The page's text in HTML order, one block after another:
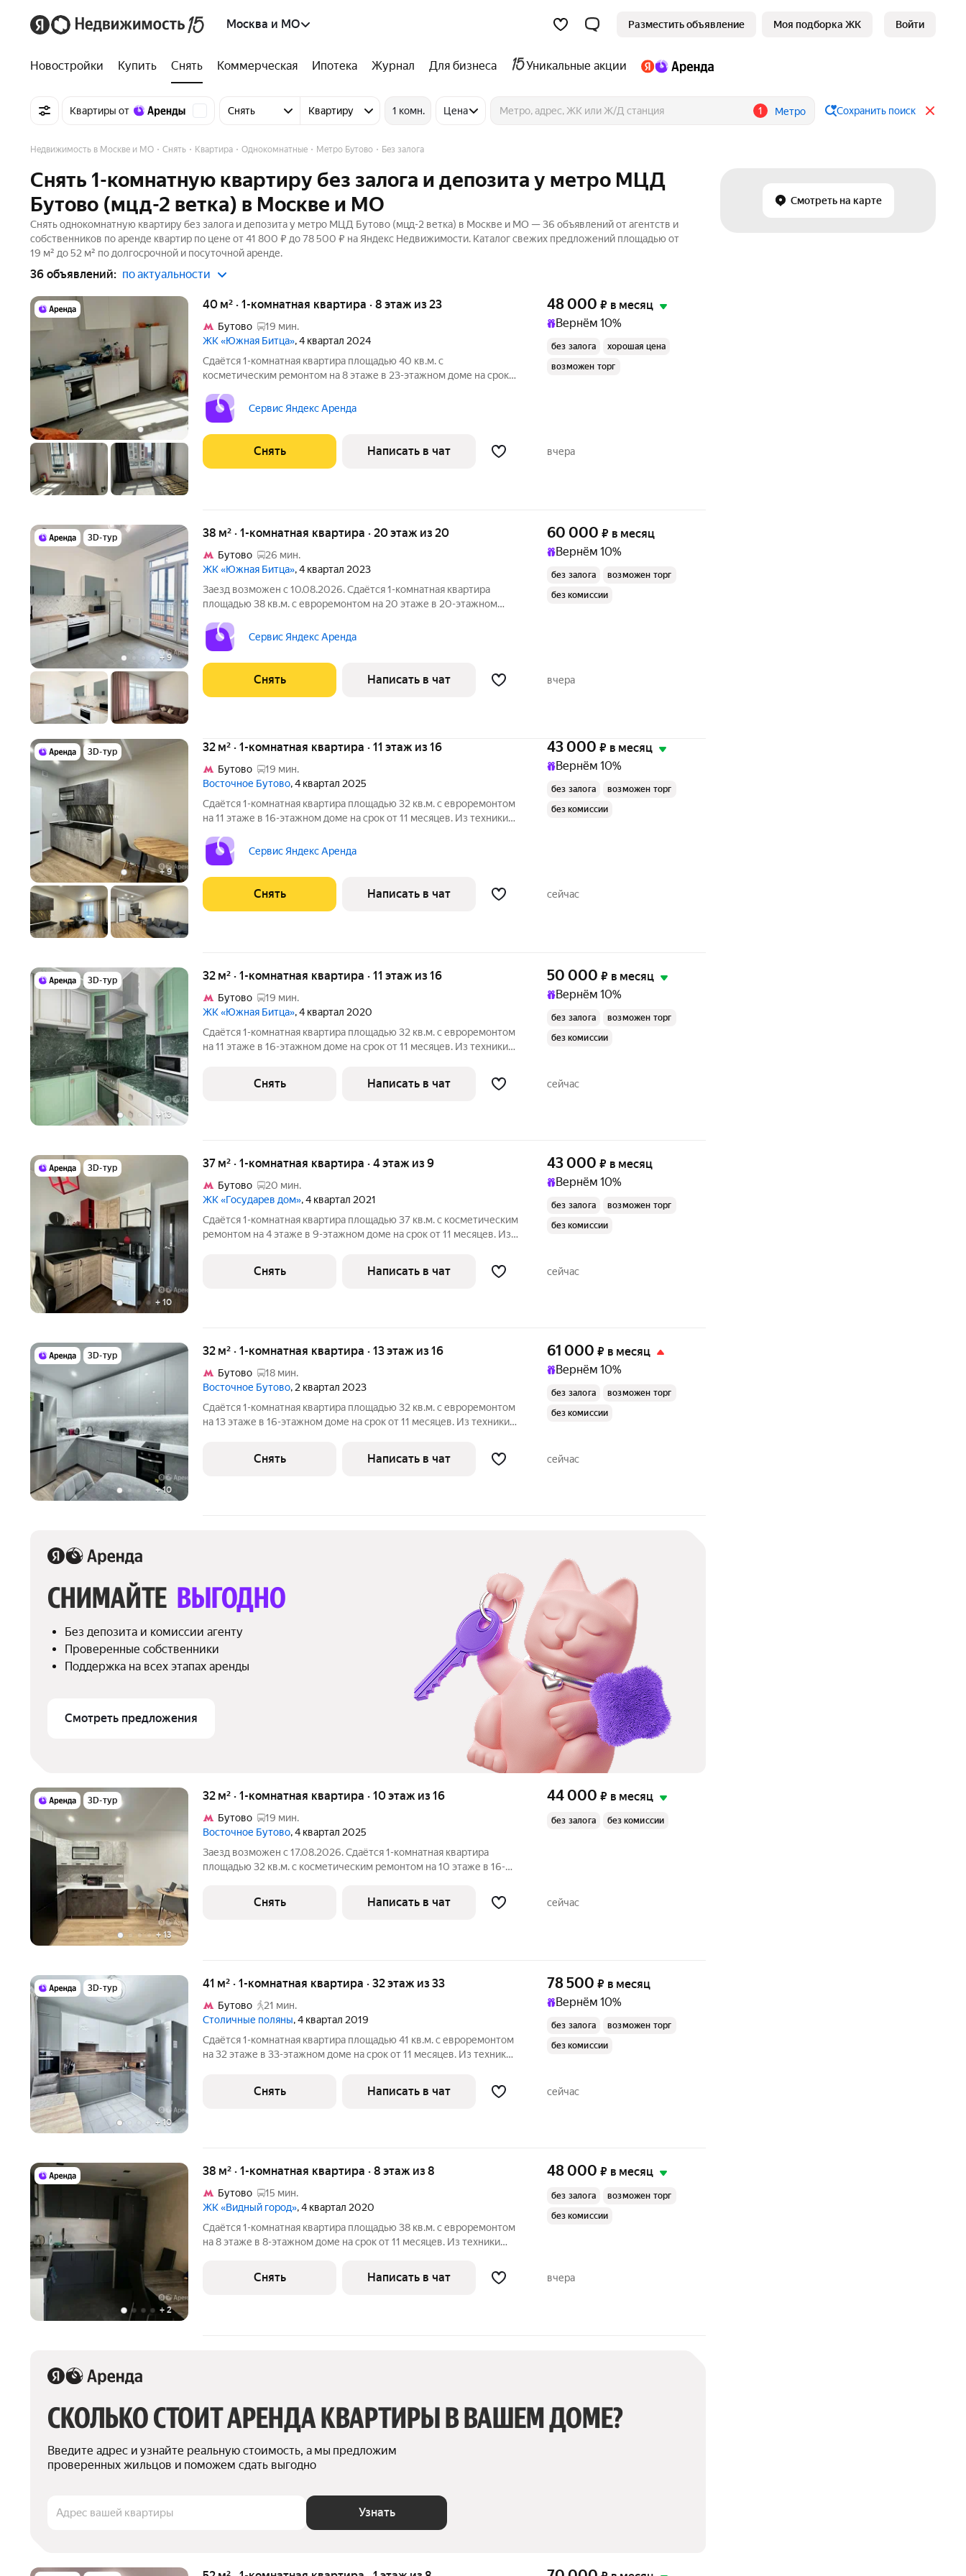
Москва и МО Разместить объявление Моя подборка ЖК Войти
Новостройки Купить Снять Коммерческая Ипотека Журнал Для бизнеса Уникальные акции
Квартиры от Снять Квартиру 1 комн. Цена 1 Метро Сохранить поиск
Смотреть на карте
Недвижимость в Москве и МО Снять Квартира Однокомнатные Метро Бутово Без залога
Снять 1-комнатную квартиру без залога и депозита у метро МЦД
Бутово (мцд-2 ветка) в Москве и МО
Снять однокомнатную квартиру без залога и депозита у метро МЦД Бутово (мцд-2 ветка) в Москве и МО — 36 объявлений от агентств и
собственников по аренде квартир по цене от 41 800 ₽ до 78 500 ₽ на Яндекс Недвижимости. Каталог свежих предложений площадью от
19 м² до 52 м² по долгосрочной и посуточной аренде.
36 объявлений: по актуальности
40 м² · 1-комнатная квартира · 8 этаж из 23
Бутово
19 мин.
ЖК «Южная Битца», 4 квартал 2024
Сдаётся 1-комнатная квартира площадью 40 кв.м. с
косметическим ремонтом на 8 этаже в 23-этажном доме на срок
монолитный. Коммунальные услуги по счетчикам оплачиваются
дополнительно.
Сервис Яндекс Аренда
48 000 ₽ в месяц
Вернём 10%
без залога
хорошая цена
возможен торг
Снять Написать в чат вчера
3D-тур
+ 9
38 м² · 1-комнатная квартира · 20 этаж из 20
Бутово
26 мин.
ЖК «Южная Битца», 4 квартал 2023
Заезд возможен с 10.08.2026. Сдаётся 1-комнатная квартира
площадью 38 кв.м. с евроремонтом на 20 этаже в 20-этажном
Стиральная машина Холодильник Микроволновка Дом -
панельный, окна
Сервис Яндекс Аренда
60 000 ₽ в месяц
Вернём 10%
без залога
возможен торг
без комиссии
Снять Написать в чат вчера
3D-тур
+9
32 м² · 1-комнатная квартира · 11 этаж из 16
Бутово
19 мин.
Восточное Бутово, 4 квартал 2025
Сдаётся 1-комнатная квартира площадью 32 кв.м. с евроремонтом
на 11 этаже в 16-этажном доме на срок от 11 месяцев. Из техники
монолитный, окна выходят во двор. В подъезде 2 лифта - 1
грузовой и 1
Сервис Яндекс Аренда
43 000 ₽ в месяц
Вернём 10%
без залога
возможен торг
без комиссии
Снять Написать в чат сейчас
3D-тур
+13
32 м² · 1-комнатная квартира · 11 этаж из 16
Бутово
19 мин.
ЖК «Южная Битца», 4 квартал 2020
Сдаётся 1-комнатная квартира площадью 32 кв.м. с евроремонтом
на 11 этаже в 16-этажном доме на срок от 11 месяцев. Из техники
50 000 ₽ в месяц
Вернём 10%
без залога
возможен торг
без комиссии
Снять Написать в чат сейчас
3D-тур
+ 10
37 м² · 1-комнатная квартира · 4 этаж из 9
Бутово
20 мин.
ЖК «Государев дом», 4 квартал 2021
Сдаётся 1-комнатная квартира площадью 37 кв.м. с косметическим
ремонтом на 4 этаже в 9-этажном доме на срок от 11 месяцев. Из
Холодильник Микроволновка Дом - панельный, окна выходят на
43 000 ₽ в месяц
Вернём 10%
без залога
возможен торг
без комиссии
Снять Написать в чат сейчас
3D-тур
+10
32 м² · 1-комнатная квартира · 13 этаж из 16
Бутово
18 мин.
Восточное Бутово, 2 квартал 2023
Сдаётся 1-комнатная квартира площадью 32 кв.м. с евроремонтом
на 13 этаже в 16-этажном доме на срок от 11 месяцев. Из техники
монолитный, окна
61 000 ₽ в месяц
Вернём 10%
без залога
возможен торг
без комиссии
Снять Написать в чат сейчас
СНИМАЙТЕ ВЫГОДНО
Без депозита и комиссии агенту
Проверенные собственники
Поддержка на всех этапах аренды
Смотреть предложения
3D-тур
+13
32 м² · 1-комнатная квартира · 10 этаж из 16
Бутово
19 мин.
Восточное Бутово, 4 квартал 2025
Заезд возможен с 17.08.2026. Сдаётся 1-комнатная квартира
площадью 32 кв.м. с косметическим ремонтом на 10 этаже в 16-
Стиральная машина Холодильник Дом - монолитный, окна
44 000 ₽ в месяц
без залога без комиссии
Снять Написать в чат сейчас
3D-тур
+ 10
41 м² · 1-комнатная квартира · 32 этаж из 33
Бутово
21 мин.
Столичные поляны, 4 квартал 2019
Сдаётся 1-комнатная квартира площадью 41 кв.м. с евроремонтом
на 32 этаже в 33-этажном доме на срок от 11 месяцев. Из техники
Посудомоечная машина Кондиционер Микроволновка Пылесос
78 500 ₽ в месяц
Вернём 10%
без залога
возможен торг
без комиссии
Снять Написать в чат сейчас
+ 2
38 м² · 1-комнатная квартира · 8 этаж из 8
Бутово
15 мин.
ЖК «Видный город», 4 квартал 2020
Сдаётся 1-комнатная квартира площадью 38 кв.м. с евроремонтом
на 8 этаже в 8-этажном доме на срок от 11 месяцев. Из техники
монолитный. Коммунальные услуги по счетчикам оплачиваются
дополнительно.
48 000 ₽ в месяц
без залога
возможен торг
без комиссии
Снять Написать в чат вчера
СКОЛЬКО СТОИТ АРЕНДА КВАРТИРЫ В ВАШЕМ ДОМЕ?
Введите адрес и узнайте реальную стоимость, а мы предложим
проверенных жильцов и поможем сдать выгодно
Адрес вашей квартиры Узнать